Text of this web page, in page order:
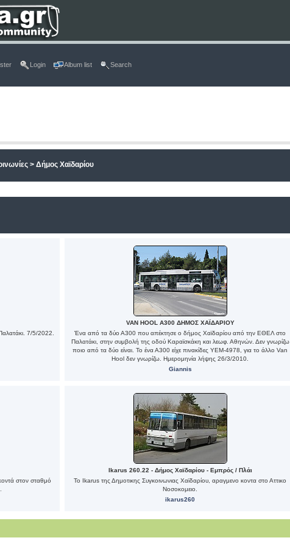
Login Album list Search
>Δήμος Χαϊδαρίου
7/5/2022.
VAN HOOL A300 ΔΗΜΟΣ ΧΑΪΔΑΡΙΟΥ
Ένα από τα δύο Α300 που απέκτησε ο δήμος Χαϊδαρίου από την ΕΘΕΛ στο
Παλατάκι, στην συμβολή της οδού Καραϊσκάκη και λεωφ. Αθηνών. Δεν γνωρίζω
ποιο από τα δύο είναι. Το ένα Α300 είχε πινακίδες ΥΕΜ-4978, για το άλλο Van
Hool δεν γνωρίζω. Ημερομηνία λήψης 26/3/2010.
Giannis
στον σταθμό
Ιkarus 260.22 - Δήμος Χαϊδαρίου - Εμπρός / Πλάι
Το Ιkarus της Δημοτικης Συγκοινωνιας Χαϊδαρίου, αραγμενο κοντα στο Αττικο
Νοσοκομειο.
ikarus260